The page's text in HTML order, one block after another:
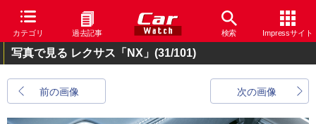
カテゴリ 過去記事 検索 Impressサイト
写真で見る レクサス「NX」 (31/101)
前の画像 次の画像